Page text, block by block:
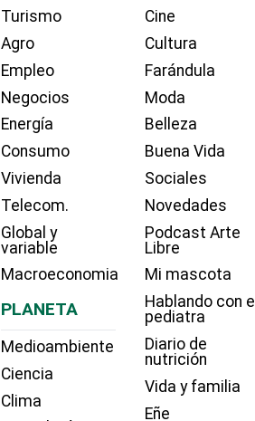
Turismo
Agro
Empleo
Negocios
Energía
Consumo
Vivienda
Telecom.
Global y
variable
Macroeconomia
PLANETA
Medioambiente
Ciencia
Clima
Cine
Cultura
Farándula
Moda
Belleza
Buena Vida
Sociales
Novedades
Podcast Arte
Libre
Mi mascota
Hablando con el
pediatra
Diario de
nutrición
Vida y familia
Eñe